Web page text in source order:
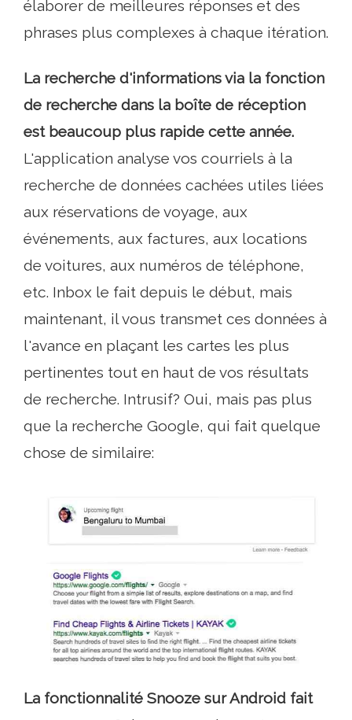
élaborer de meilleures réponses et des
phrases plus complexes à chaque itération.
La recherche d'informations via la fonction
de recherche dans la boîte de réception
est beaucoup plus rapide cette année.
L'application analyse vos courriels à la
recherche de données cachées utiles liées
aux réservations de voyage, aux
événements, aux factures, aux locations
de voitures, aux numéros de téléphone,
etc. Inbox le fait depuis le début, mais
maintenant, il vous transmet ces données à
l'avance en plaçant les cartes les plus
pertinentes tout en haut de vos résultats
de recherche. Intrusif? Oui, mais pas plus
que la recherche Google, qui fait quelque
chose de similaire:
La fonctionnalité Snooze sur Android fait